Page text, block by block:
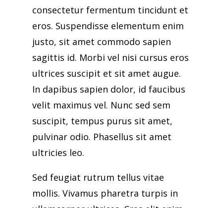
consectetur fermentum tincidunt et
eros. Suspendisse elementum enim
justo, sit amet commodo sapien
sagittis id. Morbi vel nisi cursus eros
ultrices suscipit et sit amet augue.
In dapibus sapien dolor, id faucibus
velit maximus vel. Nunc sed sem
suscipit, tempus purus sit amet,
pulvinar odio. Phasellus sit amet
ultricies leo.
Sed feugiat rutrum tellus vitae
mollis. Vivamus pharetra turpis in